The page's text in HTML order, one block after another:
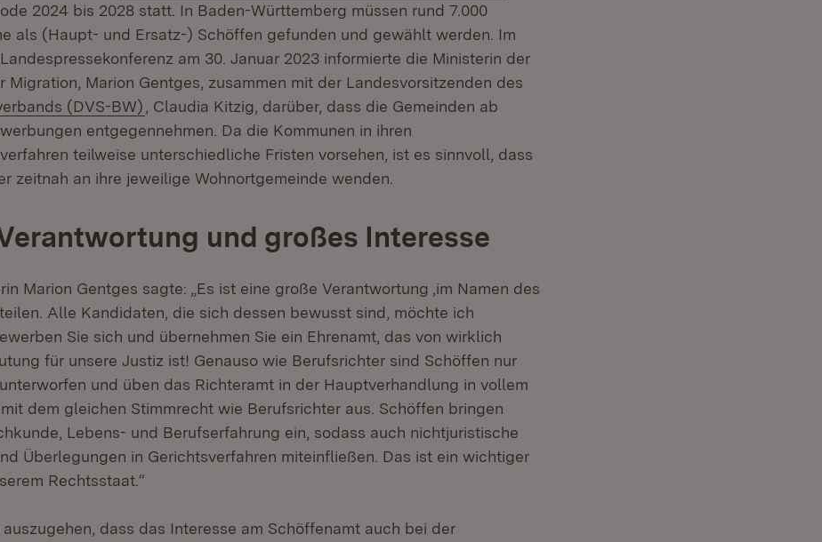
2024 bis 2028 statt. In Baden-Württemberg müssen rund 7.000
als (Haupt- und Ersatz-) Schöffen gefunden und gewählt werden. Im
am 30. Januar 2023 informierte die Ministerin der
Migration, Marion Gentges, zusammen mit der Landesvorsitzenden des
(DVS-BW) (Öffnet in neuem Fenster)
, Claudia Kitzig, darüber, dass die Gemeinden ab
entgegennehmen. Da die Kommunen in ihren
teilweise unterschiedliche Fristen vorsehen, ist es sinnvoll, dass
zeitnah an ihre jeweilige Wohnortgemeinde wenden.
und großes Interesse
Marion Gentges sagte: „Es ist eine große Verantwortung ‚im Namen des
Alle Kandidaten, die sich dessen bewusst sind, möchte ich
Sie sich und übernehmen Sie ein Ehrenamt, das von wirklich
für unsere Justiz ist! Genauso wie Berufsrichter sind Schöffen nur
und üben das Richteramt in der Hauptverhandlung in vollem
dem gleichen Stimmrecht wie Berufsrichter aus. Schöffen bringen
Lebens- und Berufserfahrung ein, sodass auch nichtjuristische
Überlegungen in Gerichtsverfahren miteinfließen. Das ist ein wichtiger
Rechtsstaat.“
auszugehen, dass das Interesse am Schöffenamt auch bei der